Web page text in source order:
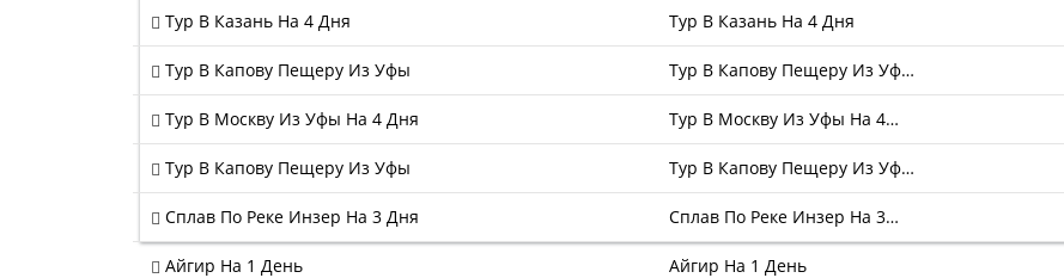
Тур В Казань На 4 Дня Тур В Казань На 4 Дня
Тур В Капову Пещеру Из Уфы Тур В Капову Пещеру Из Уф…
Тур В Москву Из Уфы На 4 Дня Тур В Москву Из Уфы На 4…
Тур В Капову Пещеру Из Уфы Тур В Капову Пещеру Из Уф…
Сплав По Реке Инзер На 3 Дня Сплав По Реке Инзер На 3…
Айгир На 1 День Айгир На 1 День